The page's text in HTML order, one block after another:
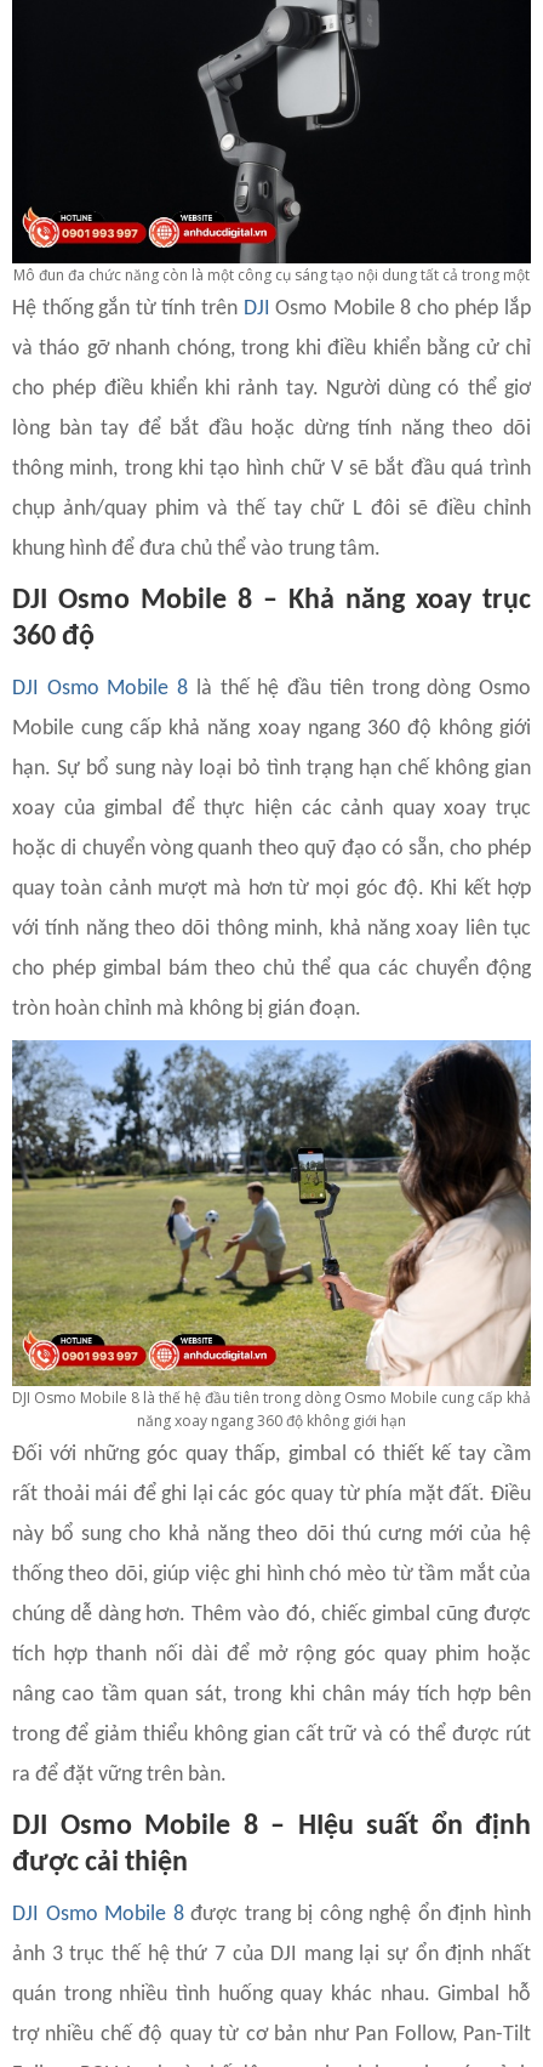
Mô đun đa chức năng còn là một công cụ sáng tạo nội dung tất cả trong một
Hệ thống gắn từ tính trên DJIOsmo Mobile 8 cho phép lắp
và tháo gỡ nhanh chóng, trong khi điều khiển bằng cử chỉ
cho phép điều khiển khi rảnh tay. Người dùng có thể giơ
lòng bàn tay để bắt đầu hoặc dừng tính năng theo dõi
thông minh, trong khi tạo hình chữ V sẽ bắt đầu quá trình
chụp ảnh/quay phim và thế tay chữ L đôi sẽ điều chỉnh
khung hình để đưa chủ thể vào trung tâm.
DJI Osmo Mobile 8 – Khả năng xoay trục
360 độ
DJI Osmo Mobile 8 là thế hệ đầu tiên trong dòng Osmo
Mobile cung cấp khả năng xoay ngang 360 độ không giới
hạn. Sự bổ sung này loại bỏ tình trạng hạn chế không gian
xoay của gimbal để thực hiện các cảnh quay xoay trục
hoặc di chuyển vòng quanh theo quỹ đạo có sẵn, cho phép
quay toàn cảnh mượt mà hơn từ mọi góc độ. Khi kết hợp
với tính năng theo dõi thông minh, khả năng xoay liên tục
cho phép gimbal bám theo chủ thể qua các chuyển động
tròn hoàn chỉnh mà không bị gián đoạn.
DJI Osmo Mobile 8 là thế hệ đầu tiên trong dòng Osmo Mobile cung cấp khả
năng xoay ngang 360 độ không giới hạn
Đối với những góc quay thấp, gimbal có thiết kế tay cầm
rất thoải mái để ghi lại các góc quay từ phía mặt đất. Điều
này bổ sung cho khả năng theo dõi thú cưng mới của hệ
thống theo dõi, giúp việc ghi hình chó mèo từ tầm mắt của
chúng dễ dàng hơn. Thêm vào đó, chiếc gimbal cũng được
tích hợp thanh nối dài để mở rộng góc quay phim hoặc
nâng cao tầm quan sát, trong khi chân máy tích hợp bên
trong để giảm thiểu không gian cất trữ và có thể được rút
ra để đặt vững trên bàn.
DJI Osmo Mobile 8 – HIệu suất ổn định
được cải thiện
DJI Osmo Mobile 8được trang bị công nghệ ổn định hình
ảnh 3 trục thế hệ thứ 7 của DJI mang lại sự ổn định nhất
quán trong nhiều tình huống quay khác nhau. Gimbal hỗ
trợ nhiều chế độ quay từ cơ bản như Pan Follow, Pan-Tilt